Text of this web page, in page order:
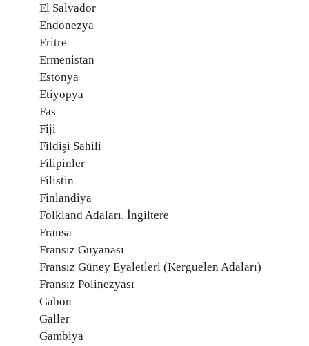
El Salvador
Endonezya
Eritre
Ermenistan
Estonya
Etiyopya
Fas
Fiji
Fildişi Sahili
Filipinler
Filistin
Finlandiya
Folkland Adaları, İngiltere
Fransa
Fransız Guyanası
Fransız Güney Eyaletleri (Kerguelen Adaları)
Fransız Polinezyası
Gabon
Galler
Gambiya